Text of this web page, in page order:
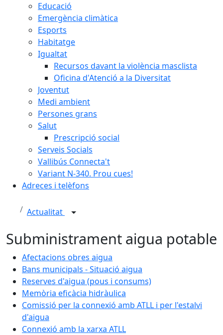
Educació
Emergència climàtica
Esports
Habitatge
Igualtat
Recursos davant la violència masclista
Oficina d'Atenció a la Diversitat
Joventut
Medi ambient
Persones grans
Salut
Prescripció social
Serveis Socials
Vallibús Connecta't
Variant N-340. Prou cues!
Adreces i telèfons
Actualitat
Subministrament aigua potable
Afectacions obres aigua
Bans municipals - Situació aigua
Reserves d'aigua (pous i consums)
Memòria eficàcia hidràulica
Comissió per la connexió amb ATLL i per l'estalvi
d'aigua
Connexió amb la xarxa ATLL